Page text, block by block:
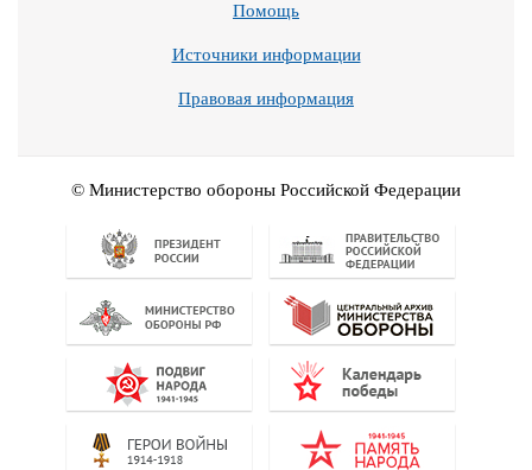
Помощь
Источники информации
Правовая информация
© Министерство обороны Российской Федерации